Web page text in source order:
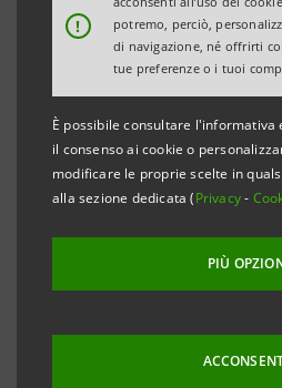
!
potremo, perciò,
di navigazione, né offrirti
tue preferenze o i tuoi
È possibile consultare l'informativa
il consenso ai cookie o
modificare le proprie scelte in
alla sezione dedicata (Privacy-
PIÙ
altamente
dall’ampiezza degli
offerte
flusso informativo e
offrire soluzioni
La piattaforma di
InvestoPro.com
finanziarie, notizie,
realizzati dateamdi